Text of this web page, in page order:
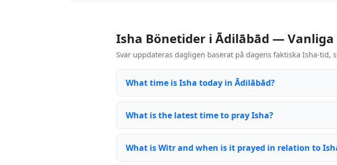
Isha Bönetider i Ādilābād —
Svar uppdateras dagligen baserat på dagens faktiska Isha-
What time is Isha today in Ādilābād?
What is the latest time to pray Isha?
What is Witr and when is it prayed in relation to